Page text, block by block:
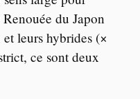
du Japon
leurs hybrides (×
ce sont deux